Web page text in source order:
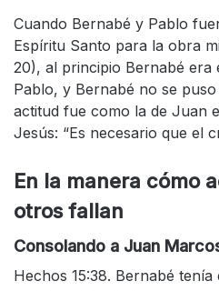
Cuando Bernabé y Pablo
Espíritu Santo para la obra
20), al principio Bernabé era
Pablo, y Bernabé no se
actitud fue como la de Juan
Jesús: “Es necesario que el
En la manera cómo
otros fallan
Consolando a Juan
Hechos 15:38. Bernabé